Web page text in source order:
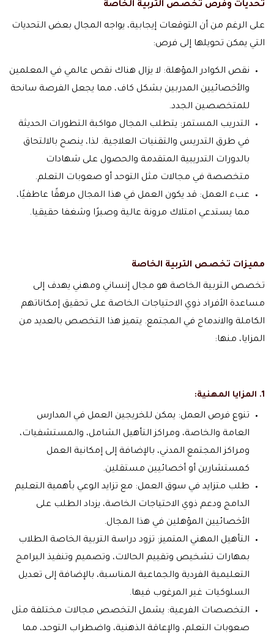
تحديات وفرص تخصص التربية الخاصة
على الرغم من أن التوقعات إيجابية، يواجه المجال بعض التحديات
التي يمكن تحويلها إلى فرص:
نقص الكوادر المؤهلة: لا يزال هناك نقص عالمي في المعلمين
والأخصائيين المدربين بشكل كاف، مما يجعل الفرصة سانحة
للمتخصصين الجدد.
التدريب المستمر: يتطلب المجال مواكبة التطورات الحديثة
في طرق التدريس والتقنيات العلاجية. لذا، ينصح بالالتحاق
بالدورات التدريبية المتقدمة والحصول على شهادات
متخصصة في مجالات مثل التوحد أو صعوبات التعلم.
عبء العمل: قد يكون العمل في هذا المجال مرهقًا عاطفيًا،
مما يستدعي امتلاك مرونة عالية وصبرًا وشغفا حقيقيا.
مميزات تخصص التربية الخاصة
تخصص التربية الخاصة هو مجال إنساني ومهني يهدف إلى
مساعدة الأفراد ذوي الاحتياجات الخاصة على تحقيق إمكاناتهم
الكاملة والاندماج في المجتمع. يتميز هذا التخصص بالعديد من
المزايا، منها:
1. المزايا المهنية:
تنوع فرص العمل: يمكن للخريجين العمل في المدارس
العامة والخاصة، ومراكز التأهيل الشامل، والمستشفيات،
ومراكز المجتمع المدني، بالإضافة إلى إمكانية العمل
كمستشارين أو أخصائيين مستقلين.
طلب متزايد في سوق العمل: مع تزايد الوعي بأهمية التعليم
الدامج ودعم ذوي الاحتياجات الخاصة، يزداد الطلب على
الأخصائيين المؤهلين في هذا المجال.
التأهيل المهني المتميز: تزود دراسة التربية الخاصة الطلاب
بمهارات تشخيص وتقييم الحالات، وتصميم وتنفيذ البرامج
التعليمية الفردية والجماعية المناسبة، بالإضافة إلى تعديل
السلوكيات غير المرغوب فيها.
التخصصات الفرعية: يشمل التخصص مجالات مختلفة مثل
صعوبات التعلم، والإعاقة الذهنية، واضطراب التوحد، مما